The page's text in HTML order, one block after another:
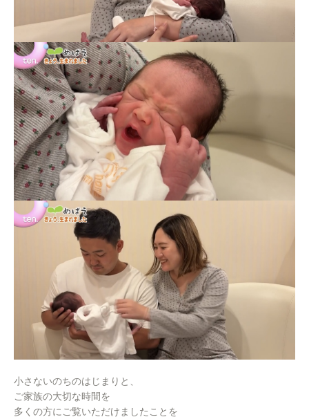
小さないのちのはじまりと、
ご家族の大切な時間を
多くの方にご覧いただけましたことを